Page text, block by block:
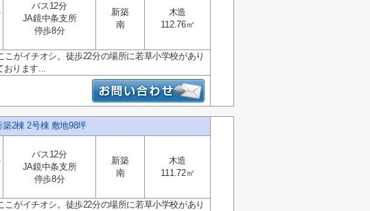
バス12分
JA鏡中条支所
停歩8分
新築
南
木造
112.76㎡
こがイチオシ。徒歩22分の場所に若草小学校があり
おります...
2棟 2号棟 敷地98坪
バス12分
JA鏡中条支所
停歩8分
新築
南
木造
111.72㎡
こがイチオシ。徒歩22分の場所に若草小学校があり